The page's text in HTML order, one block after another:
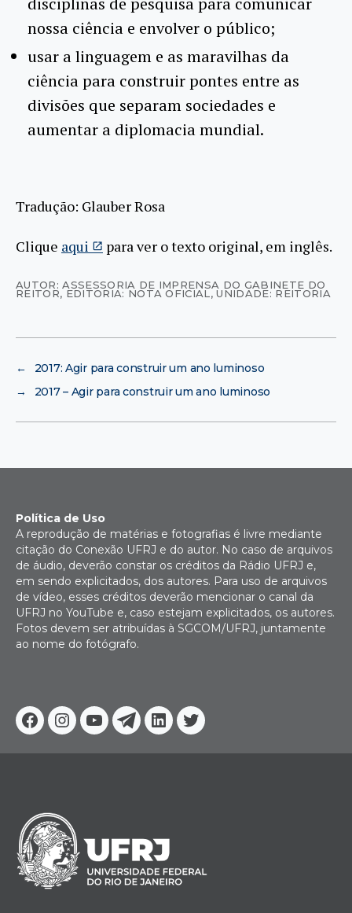
nossa ciência e envolver o público;
usar a linguagem e as maravilhas da
ciência para construir pontes entre as
divisões que separam sociedades e
aumentar a diplomacia mundial.
Tradução: Glauber Rosa
Clique aqui para ver o texto original, em inglês.
AUTOR: ASSESSORIA DE IMPRENSA DO GABINETE DO
REITOR, EDITORIA: NOTA OFICIAL ,UNIDADE: REITORIA
←
2017: Agir para construir um ano luminoso
→
2017 – Agir para construir um ano luminoso
Facebook
Instagram
YoutubeTelegram
Linkedin
Twitter
Política de Uso
A reprodução de matérias e fotografias é livre mediante
citação do Conexão UFRJ e do autor. No caso de arquivos
de áudio, deverão constar os créditos da Rádio UFRJ e,
em sendo explicitados, dos autores. Para uso de arquivos
de vídeo, esses créditos deverão mencionar o canal da
UFRJ no YouTube e, caso estejam explicitados, os autores.
Fotos devem ser atribuídas à SGCOM/UFRJ, juntamente
ao nome do fotógrafo.